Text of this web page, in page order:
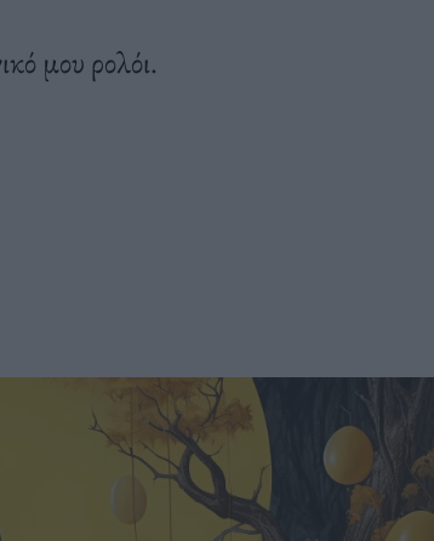
μου ρολόι.